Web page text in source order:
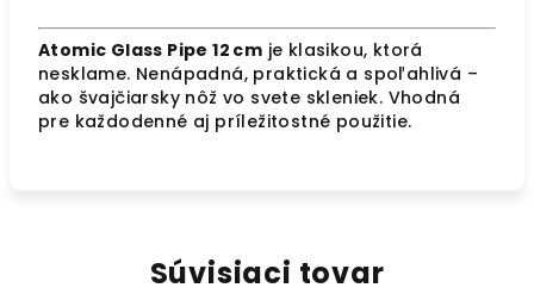
Atomic Glass Pipe 12 cm je klasikou, ktorá
nesklame. Nenápadná, praktická a spoľahlivá –
ako švajčiarsky nôž vo svete skleniek. Vhodná
pre každodenné aj príležitostné použitie.
Súvisiaci tovar